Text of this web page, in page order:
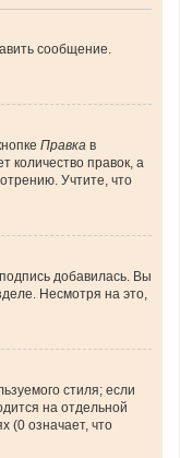
сообщение.
Правка в
количество правок, а
Учтите, что
добавилась. Вы
Несмотря на это,
стиля; если
на отдельной
(0 означает, что